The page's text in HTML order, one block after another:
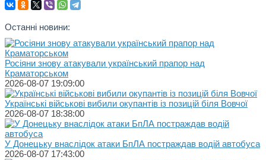
Останні новини:
Росіяни знову атакували український прапор над
Краматорськом
2026-08-07 19:09:00
Українські військові вибили окупантів із позицій біля Вовчої
2026-08-07 18:38:00
У Донецьку внаслідок атаки БпЛА постраждав водій автобуса
2026-08-07 17:43:00